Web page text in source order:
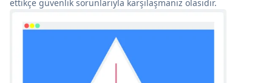
ettikçe güvenlik sorunlarıyla karşılaşmanız olasıdır.